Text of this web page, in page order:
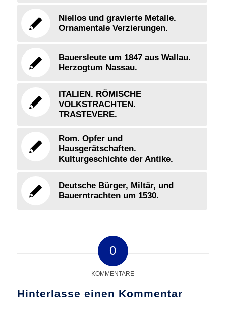
Niellos und gravierte Metalle.
Ornamentale Verzierungen.
Bauersleute um 1847 aus Wallau.
Herzogtum Nassau.
ITALIEN. RÖMISCHE
VOLKSTRACHTEN.
TRASTEVERE.
Rom. Opfer und
Hausgerätschaften.
Kulturgeschichte der Antike.
Deutsche Bürger, Miltär, und
Bauerntrachten um 1530.
0
KOMMENTARE
Hinterlasse einen Kommentar